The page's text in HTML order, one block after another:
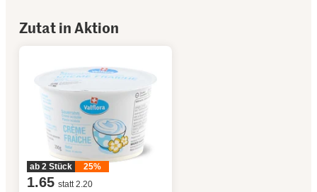
Zutat in Aktion
ab 2 Stück 25%
1.65 statt 2.20